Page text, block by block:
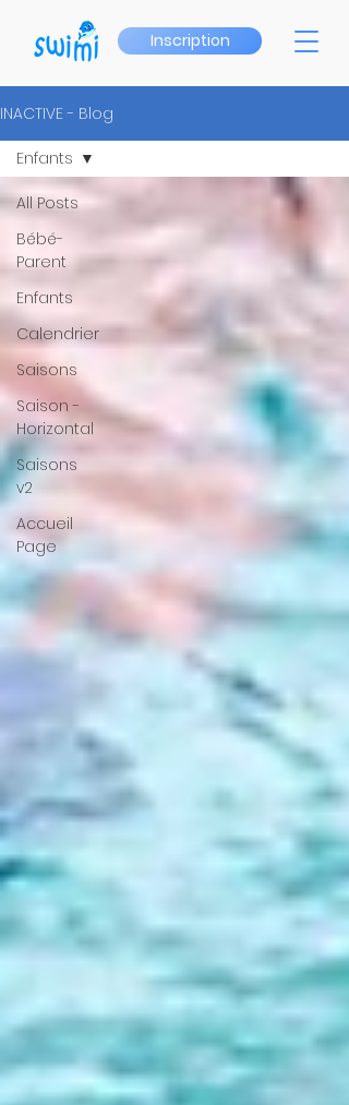
Inscription
INACTIVE - Blog
All Posts
Bébé-
Parent
Enfants
Calendrier
Saisons
Saison -
Horizontal
Saisons
v2
Accueil
Page
Enfants